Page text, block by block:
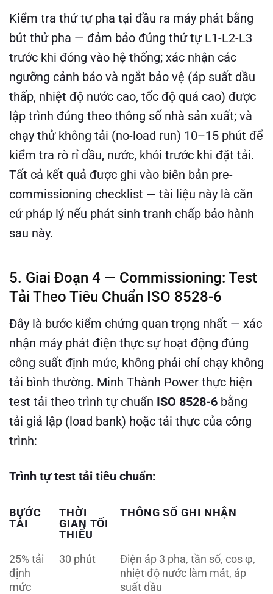
Kiểm tra thứ tự pha tại đầu ra máy phát bằng
bút thử pha — đảm bảo đúng thứ tự L1-L2-L3
trước khi đóng vào hệ thống; xác nhận các
ngưỡng cảnh báo và ngắt bảo vệ (áp suất dầu
thấp, nhiệt độ nước cao, tốc độ quá cao) được
lập trình đúng theo thông số nhà sản xuất; và
chạy thử không tải (no-load run) 10–15 phút để
kiểm tra rò rỉ dầu, nước, khói trước khi đặt tải.
Tất cả kết quả được ghi vào biên bản pre-
commissioning checklist — tài liệu này là căn
cứ pháp lý nếu phát sinh tranh chấp bảo hành
sau này.
5. Giai Đoạn 4 — Commissioning: Test
Tải Theo Tiêu Chuẩn ISO 8528-6
Đây là bước kiểm chứng quan trọng nhất — xác
nhận máy phát điện thực sự hoạt động đúng
công suất định mức, không phải chỉ chạy không
tải bình thường. Minh Thành Power thực hiện
test tải theo trình tự chuẩn ISO 8528-6 bằng
tải giả lập (load bank) hoặc tải thực của công
trình:
Trình tự test tải tiêu chuẩn:
BƯỚC
TẢI
THỜI
GIAN TỐI
THIỂU
THÔNG SỐ GHI NHẬN
25% tải
định
mức
30 phút
Điện áp 3 pha, tần số, cos φ,
nhiệt độ nước làm mát, áp
suất dầu